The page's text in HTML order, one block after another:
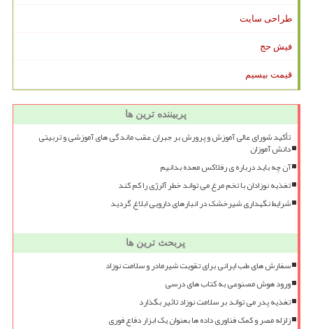
طراحی سایت
فیش حج
قیمت بیسیم
پربیننده ترین ها
تأکید شورای عالی آموزش و پرورش بر جبران عقب ماندگی های آموزشی و تربیتی
دانش آموزان
آن چه باید درباره ی رفلاکس معده بدانیم
تغذیه نوزادان با تخم مرغ می تواند خطر آلرژی را کم کند
شرایط نگهداری شیرخشک در انبارهای دارویی ابلاغ گردید
پربحث ترین ها
سفارش های طب ایرانی برای تقویت شیرمادر و سلامت نوزاد
ورود هوش مصنوعی به کتاب های درسی
تغذیه پدر می تواند بر سلامت نوزاد تاثیر بگذارد
زلزله مصر و کمک فناوری داده ها بعنوان یک ابزار دفاع فوری